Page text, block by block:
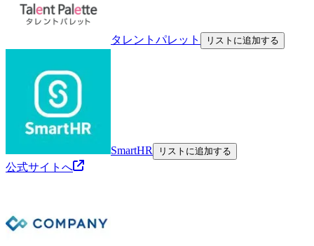
タレントパレット リストに追加する
SmartHR リストに追加する
公式サイトへ